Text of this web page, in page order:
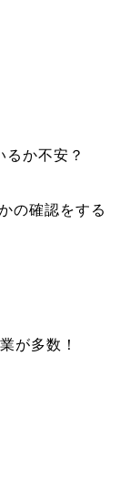
か不安？
の確認をする
が多数！